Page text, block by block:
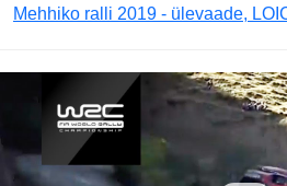
Mehhiko ralli 2019 - ülevaade,